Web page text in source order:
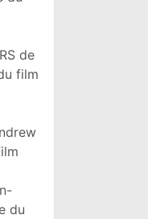
de
film
du